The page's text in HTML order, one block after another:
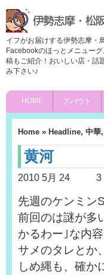
イフがお届けする伊勢志摩・
Facebookのほっとメニュー
稿もご紹介！おいしい店・話
み下さい♪
HOME アバウト
Home » Headline, 中華,
黄河
2010 5月 24 3
先週のケンミン
前回のは謎が多
かるわー｣な内
サメのタレとか
しめ縄も、確か